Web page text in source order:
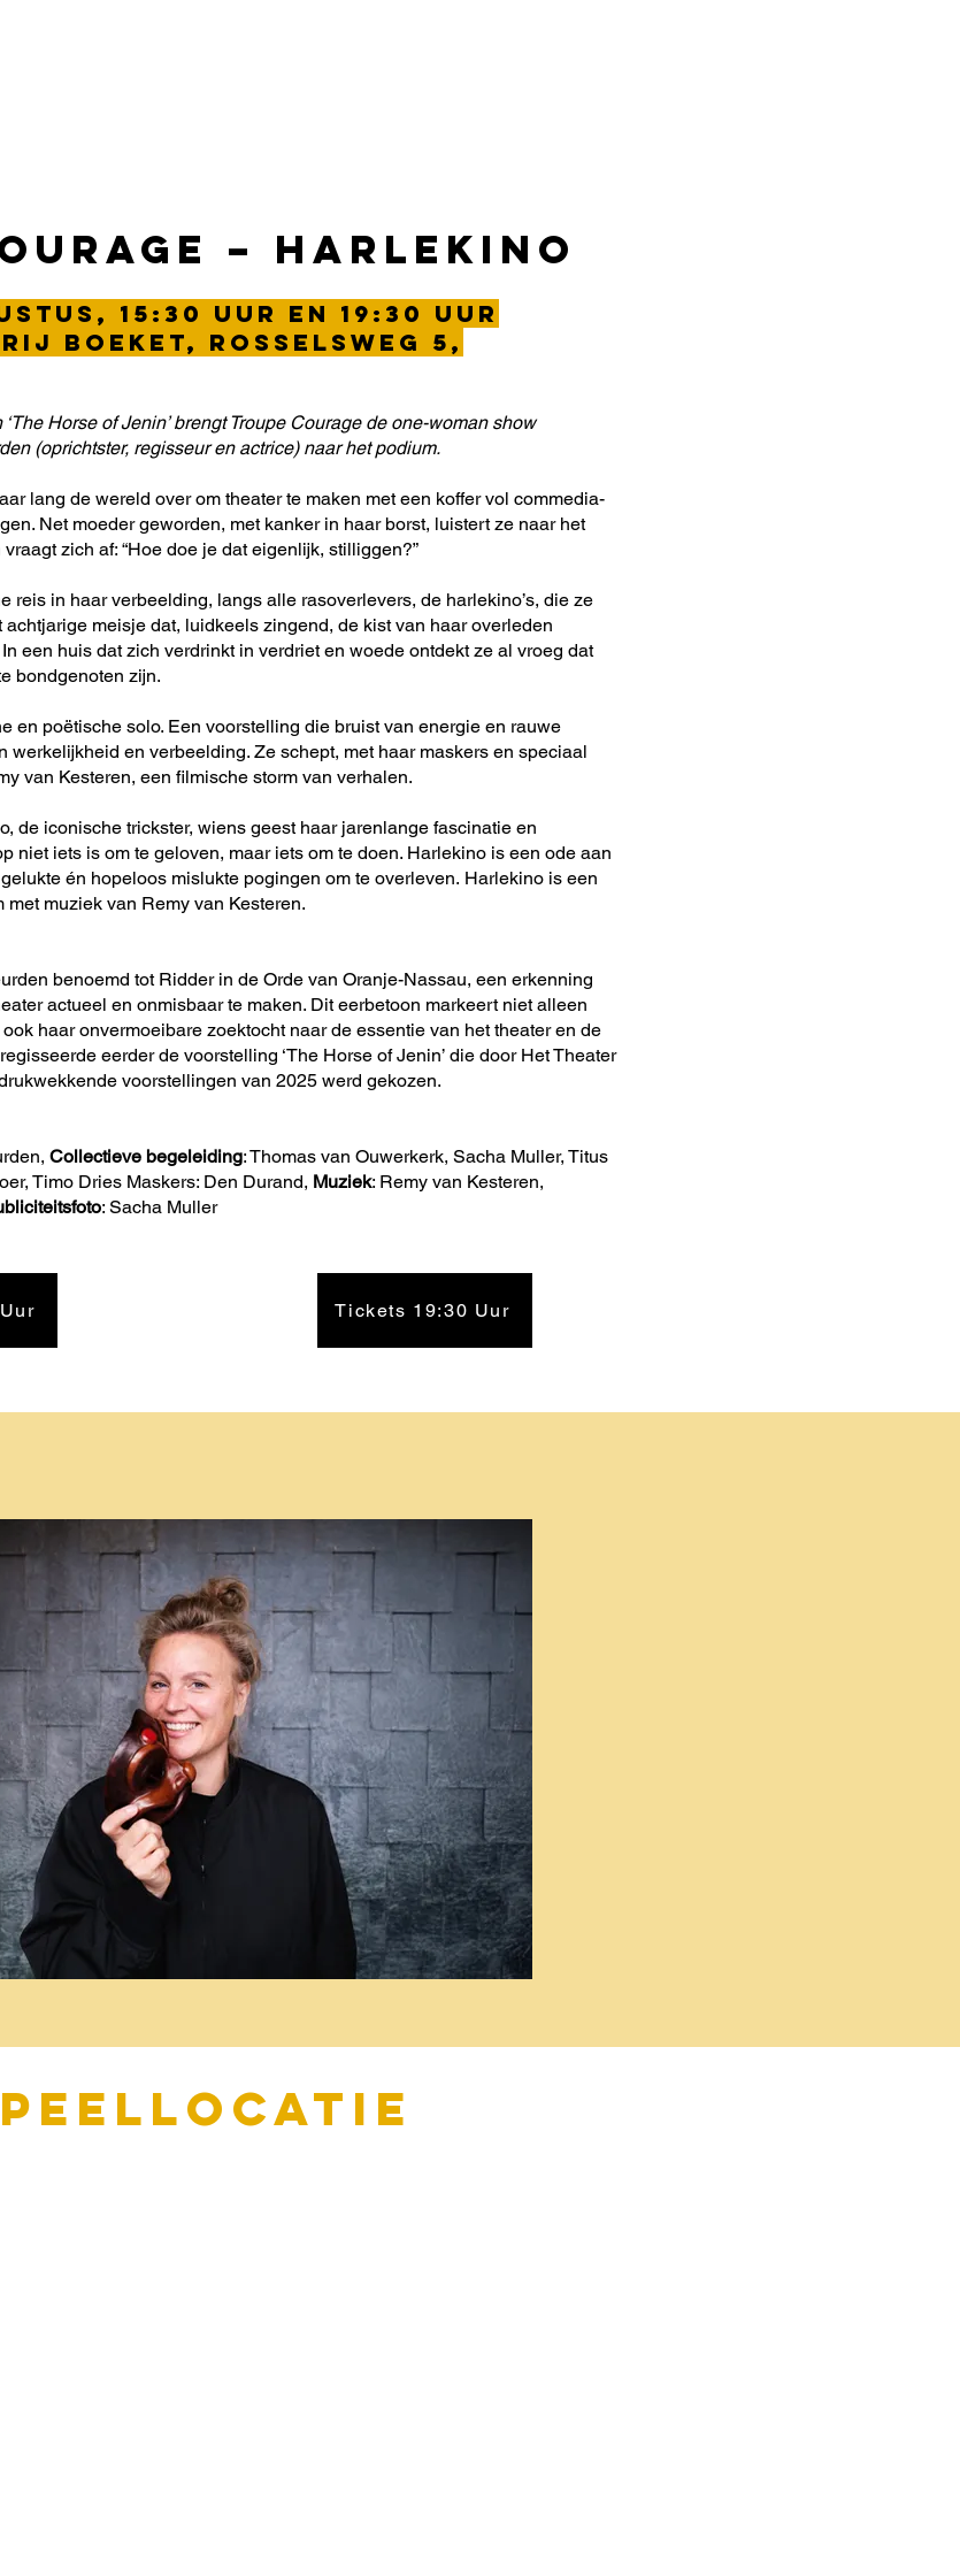
– Harlekino
15:30 uur en 19:30 uur
Boeket, Rosselsweg 5,
Horse of Jenin’ brengt Troupe Courage de one-woman show
(oprichtster, regisseur en actrice) naar het podium.
lang de wereld over om theater te maken met een koffer vol commedia-
Net moeder geworden, met kanker in haar borst, luistert ze naar het
zich af: “Hoe doe je dat eigenlijk, stilliggen?”
reis in haar verbeelding, langs alle rasoverlevers, de harlekino’s, die ze
achtjarige meisje dat, luidkeels zingend, de kist van haar overleden
een huis dat zich verdrinkt in verdriet en woede ontdekt ze al vroeg dat
bondgenoten zijn.
en poëtische solo. Een voorstelling die bruist van energie en rauwe
werkelijkheid en verbeelding. Ze schept, met haar maskers en speciaal
van Kesteren, een filmische storm van verhalen.
de iconische trickster, wiens geest haar jarenlange fascinatie en
niet iets is om te geloven, maar iets om te doen. Harlekino is een ode aan
én hopeloos mislukte pogingen om te overleven. Harlekino is een
muziek van Remy van Kesteren.
benoemd tot Ridder in de Orde van Oranje-Nassau, een erkenning
actueel en onmisbaar te maken. Dit eerbetoon markeert niet alleen
haar onvermoeibare zoektocht naar de essentie van het theater en de
eerder de voorstelling ‘The Horse of Jenin’ die door Het Theater
voorstellingen van 2025 werd gekozen.
Collectieve begeleiding: Thomas van Ouwerkerk, Sacha Muller, Titus
Timo Dries Maskers: Den Durand, Muziek: Remy van Kesteren,
: Sacha Muller
Tickets 19:30 Uur